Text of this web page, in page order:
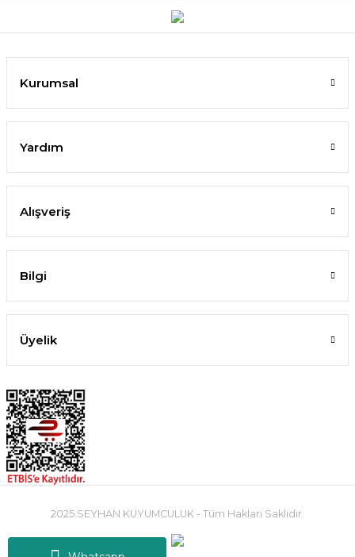
Kurumsal
Yardım
Alışveriş
Bilgi
Üyelik
2025 SEYHAN KUYUMCULUK - Tüm Hakları Saklıdır.